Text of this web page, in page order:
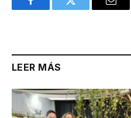
FacebookTwitter
LEER MÁS